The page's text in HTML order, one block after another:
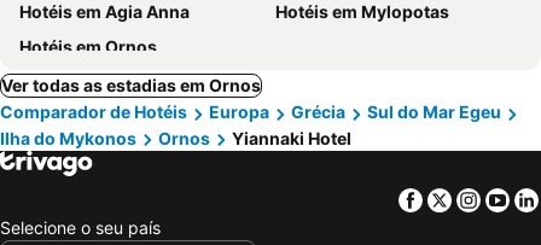
Hotéis em Agia Anna
Hotéis em Mylopotas
Hotéis em Ornos
Ver todas as estadias em Ornos
Comparador de Hotéis
Europa Grécia
Sul do Mar Egeu
Ilha do Mykonos
Ornos Yiannaki Hotel
Facebook
Twitter
Selecione o seu país